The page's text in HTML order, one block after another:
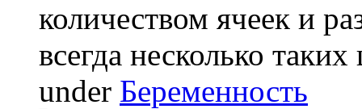
количеством ячеек и
всегда несколько
under Беременность